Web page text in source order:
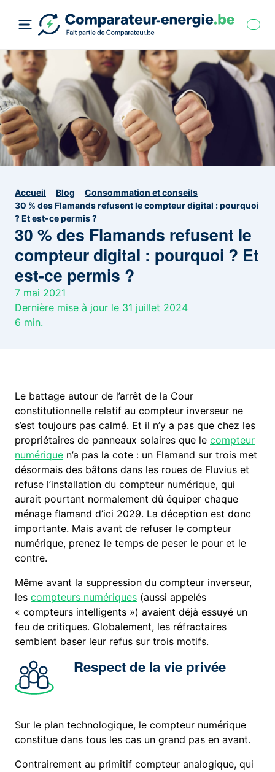
Accueil Blog
Consommation et conseils
30 % des Flamands refusent le compteur digital : pourquoi
? Et est-ce permis ?
30 % des Flamands refusent le
compteur digital : pourquoi ? Et
est-ce permis ?
7 mai 2021
Dernière mise à jour le 31 juillet 2024
6 min.
Le battage autour de l’arrêt de la Cour
constitutionnelle relatif au compteur inverseur ne
s’est toujours pas calmé. Et il n’y a pas que chez les
propriétaires de panneaux solaires que lecompteur
numérique n’a pas la cote : un Flamand sur trois met
désormais des bâtons dans les roues de Fluvius et
refuse l’installation du compteur numérique, qui
aurait pourtant normalement dû équiper chaque
ménage flamand d’ici 2029. La déception est donc
importante. Mais avant de refuser le compteur
numérique, prenez le temps de peser le pour et le
contre.
Même avant la suppression du compteur inverseur,
lescompteurs numériques (aussi appelés
« compteurs intelligents ») avaient déjà essuyé un
feu de critiques. Globalement, les réfractaires
semblent baser leur refus sur trois motifs.
Respect de la vie privée
Sur le plan technologique, le compteur numérique
constitue dans tous les cas un grand pas en avant.
Contrairement au primitif compteur analogique, qui